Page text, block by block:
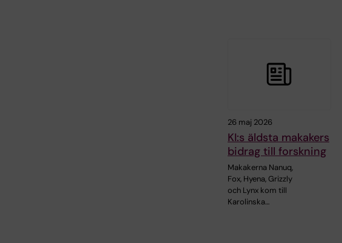
26 maj 2026
KI:s äldsta makakers
bidrag till forskning
Makakerna Nanuq,
Fox, Hyena, Grizzly
och Lynx kom till
Karolinska…